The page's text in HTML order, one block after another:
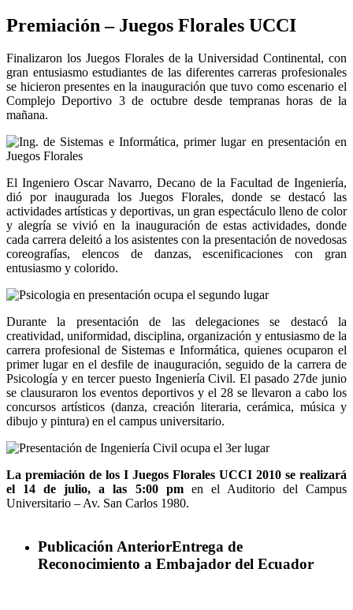
Premiación – Juegos Florales UCCI
Finalizaron los Juegos Florales de la Universidad Continental, con
gran entusiasmo estudiantes de las diferentes carreras profesionales
se hicieron presentes en la inauguración que tuvo como escenario el
Complejo Deportivo 3 de octubre desde tempranas horas de la
mañana.
El Ingeniero Oscar Navarro, Decano de la Facultad de Ingeniería,
dió por inaugurada los Juegos Florales, donde se destacó las
actividades artísticas y deportivas, un gran espectáculo lleno de color
y alegría se vivió en la inauguración de estas actividades, donde
cada carrera deleitó a los asistentes con la presentación de novedosas
coreografías, elencos de danzas, escenificaciones con gran
entusiasmo y colorido.
Durante la presentación de las delegaciones se destacó la
creatividad, uniformidad, disciplina, organización y entusiasmo de la
carrera profesional de Sistemas e Informática, quienes ocuparon el
primer lugar en el desfile de inauguración, seguido de la carrera de
Psicología y en tercer puesto Ingeniería Civil. El pasado 27de junio
se clausuraron los eventos deportivos y el 28 se llevaron a cabo los
concursos artísticos (danza, creación literaria, cerámica, música y
dibujo y pintura) en el campus universitario.
La premiación de los I Juegos Florales UCCI 2010 se realizará
el 14 de julio, a las 5:00 pmen el Auditorio del Campus
Universitario – Av. San Carlos 1980.
Publicación AnteriorEntrega de
Reconocimiento a Embajador del Ecuador